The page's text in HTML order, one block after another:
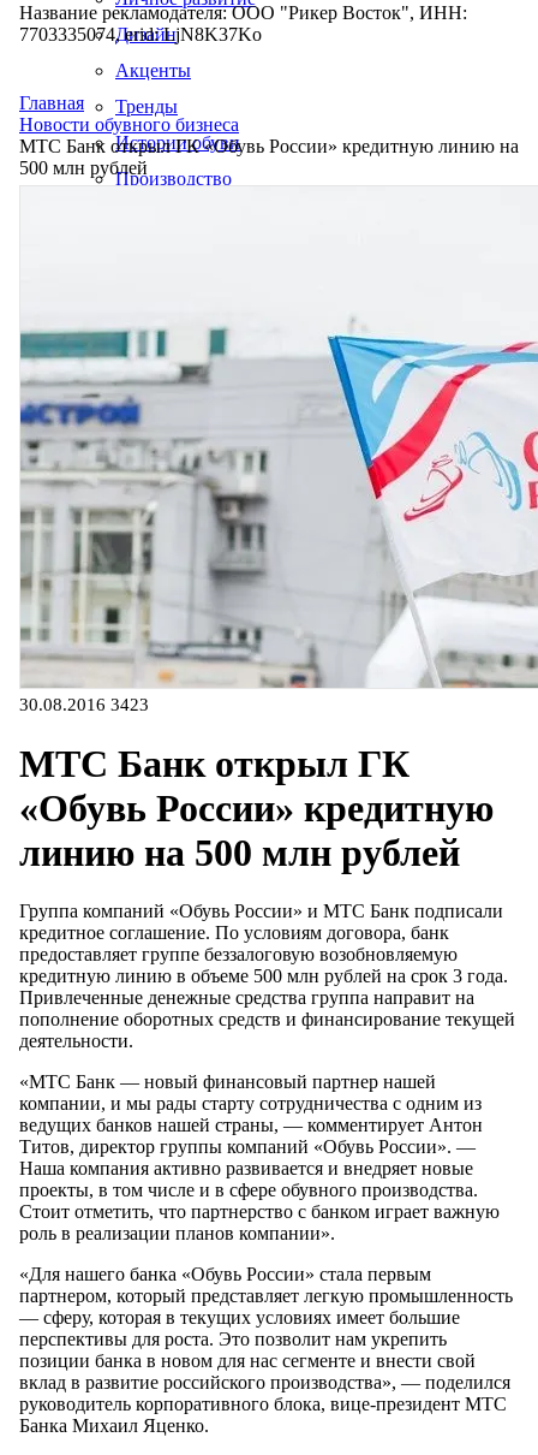
Дизайн
Акценты
Тренды
Истории обуви
Производство
Название рекламодателя: ООО "Рикер Восток", ИНН:
7703335074, erid: LjN8K37Ko
Главная
Новости обувного бизнеса
МТС Банк открыл ГК «Обувь России» кредитную линию на
500 млн рублей
30.08.2016 3423
МТС Банк открыл ГК
«Обувь России» кредитную
линию на 500 млн рублей
Группа компаний «Обувь России» и МТС Банк подписали
кредитное соглашение. По условиям договора, банк
предоставляет группе беззалоговую возобновляемую
кредитную линию в объеме 500 млн рублей на срок 3 года.
Привлеченные денежные средства группа направит на
пополнение оборотных средств и финансирование текущей
деятельности.
«МТС Банк — новый финансовый партнер нашей
компании, и мы рады старту сотрудничества с одним из
ведущих банков нашей страны, — комментирует Антон
Титов, директор группы компаний «Обувь России». —
Наша компания активно развивается и внедряет новые
проекты, в том числе и в сфере обувного производства.
Стоит отметить, что партнерство с банком играет важную
роль в реализации планов компании».
«Для нашего банка «Обувь России» стала первым
партнером, который представляет легкую промышленность
— сферу, которая в текущих условиях имеет большие
перспективы для роста. Это позволит нам укрепить
позиции банка в новом для нас сегменте и внести свой
вклад в развитие российского производства», — поделился
руководитель корпоративного блока, вице-президент МТС
Банка Михаил Яценко.